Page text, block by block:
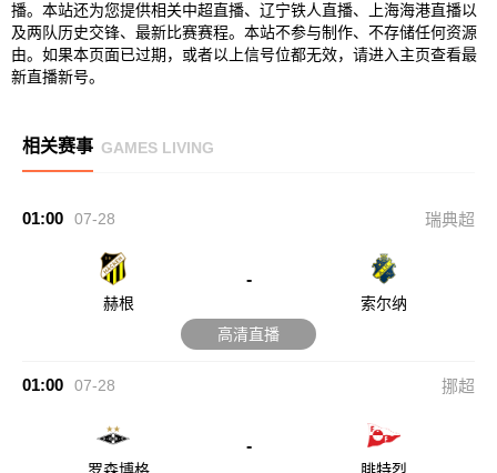
播。本站还为您提供相关中超直播、辽宁铁人直播、上海海港直播以
及两队历史交锋、最新比赛赛程。本站不参与制作、不存储任何资源
由。如果本页面已过期，或者以上信号位都无效，请进入主页查看最
新直播新号。
相关赛事 GAMES LIVING
01:00 07-28 瑞典超
赫根
-
索尔纳
高清直播
01:00 07-28 挪超
-